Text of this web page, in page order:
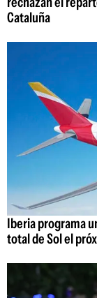
Cataluña
Iberia programa
total de Sol el